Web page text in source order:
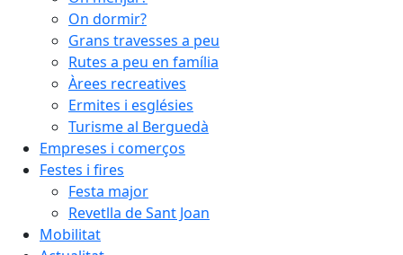
On dormir?
Grans travesses a peu
Rutes a peu en família
Àrees recreatives
Ermites i esglésies
Turisme al Berguedà
Empreses i comerços
Festes i fires
Festa major
Revetlla de Sant Joan
Mobilitat